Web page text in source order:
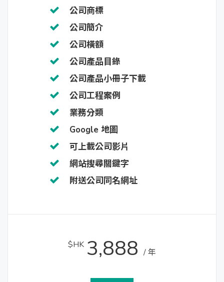
公司商標
公司簡介
公司橫額
公司產品目錄
公司產品小冊子下載
公司工程案例
業務分類
Google 地圖
可上載公司影片
網站搜尋關鍵字
附送公司同名網址
$HK 3,888 / 年